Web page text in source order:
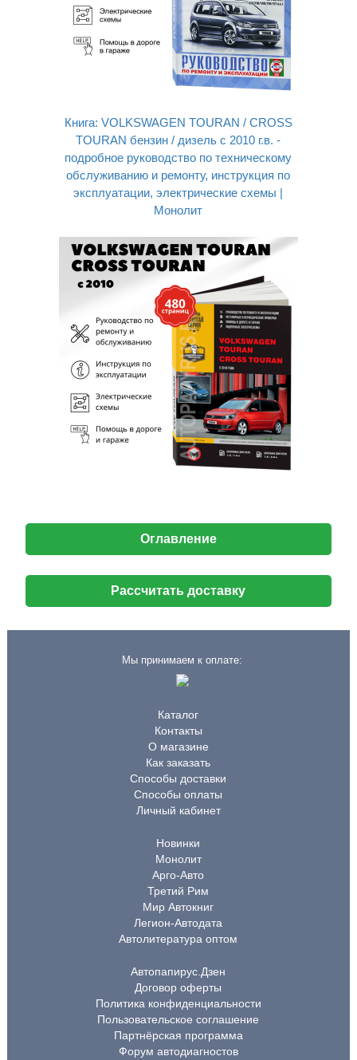
Книга: VOLKSWAGEN TOURAN / CROSS
TOURAN бензин / дизель с 2010 г.в. -
подробное руководство по техническому
обслуживанию и ремонту, инструкция по
эксплуатации, электрические схемы |
Монолит
Оглавление
Рассчитать доставку
Мы принимаем к оплате:
Каталог
Контакты
О магазине
Как заказать
Способы доставки
Способы оплаты
Личный кабинет
Новинки
Монолит
Арго-Авто
Третий Рим
Мир Автокниг
Легион-Автодата
Автолитература оптом
Автопапирус.Дзен
Договор оферты
Политика конфиденциальности
Пользовательское соглашение
Партнёрская программа
Форум автодиагностов